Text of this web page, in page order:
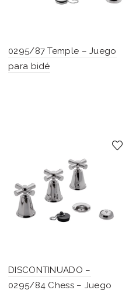
0295/87 Temple – Juego
para bidé
DISCONTINUADO –
0295/84 Chess – Juego